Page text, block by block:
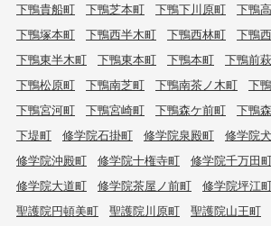
下鴨貴船町
下鴨芝本町 下鴨下川原町 下鴨
下鴨塚本町
下鴨西半木町 下鴨西林町 下鴨
下鴨東半木町
下鴨東本町 下鴨本町 下鴨前
下鴨松原町
下鴨南芝町 下鴨南茶ノ木町
下
下鴨宮河町
下鴨宮崎町 下鴨森ケ前町 下鴨
下堤町
修学院石掛町 修学院泉殿町 修学院
修学院沖殿町
修学院十権寺町 修学院千万田
修学院大道町
修学院茶屋ノ前町 修学院坪江
聖護院円頓美町
聖護院川原町 聖護院山王町